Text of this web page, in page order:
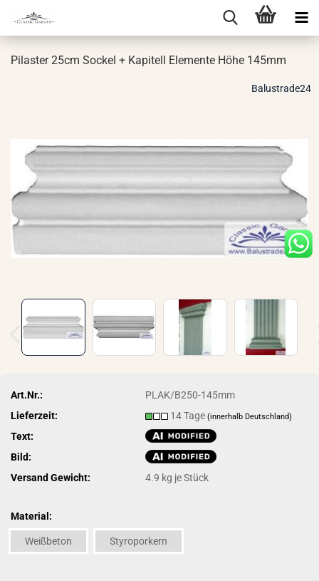
Pi­las­ter 25cm So­ckel + Ka­pi­tell Ele­men­te Höhe 145mm
Balustrade24
Art.Nr.:
PLAK/B250-145mm
Lieferzeit:
14 Tage(innerhalb Deutschland)
Text:
Bild:
Versand Gewicht:
4.9 kg je Stück
Material:
Weißbeton Styroporkern